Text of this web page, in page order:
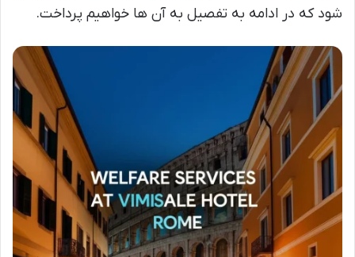
شود که در ادامه به تفصیل به آن ها خواهیم پرداخت.